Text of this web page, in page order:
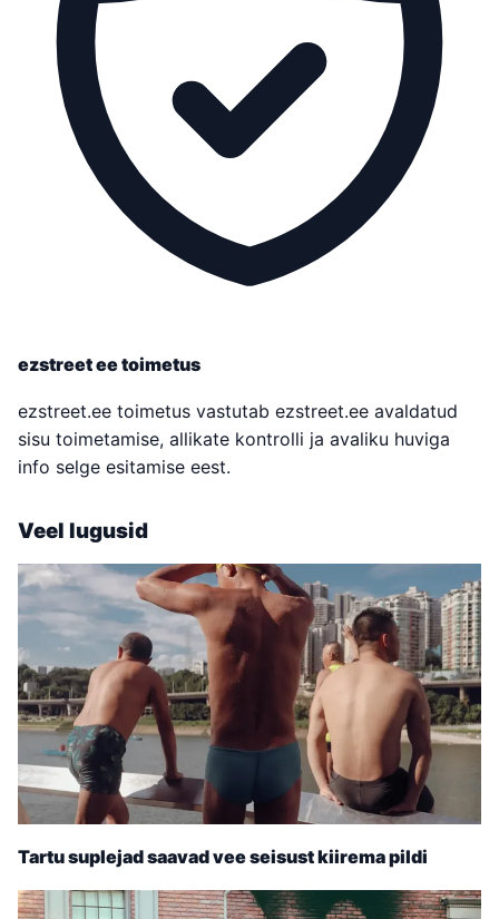
ezstreet ee toimetus
ezstreet.ee toimetus vastutab ezstreet.ee avaldatud
sisu toimetamise, allikate kontrolli ja avaliku huviga
info selge esitamise eest.
Veel lugusid
Tartu suplejad saavad vee seisust kiirema pildi